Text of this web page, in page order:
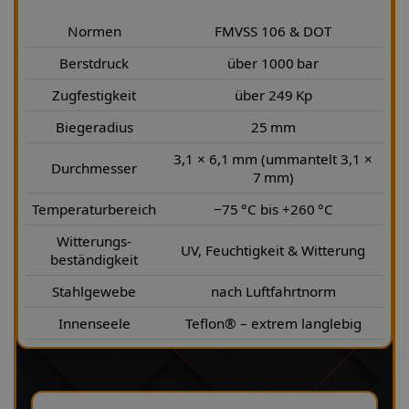
Normen
FMVSS 106 & DOT
Berstdruck
über 1000 bar
Zugfestigkeit
über 249 Kp
Biegeradius
25 mm
Durchmesser
3,1 × 6,1 mm (ummantelt 3,1 ×
7 mm)
Temperaturbereich
−75 °C bis +260 °C
Witterungs-
beständigkeit
UV, Feuchtigkeit & Witterung
Stahlgewebe
nach Luftfahrtnorm
Innenseele
Teflon® – extrem langlebig